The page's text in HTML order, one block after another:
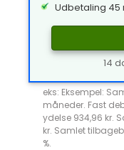
Udbetaling 45
14
eks: Eksempel:
måneder. Fast
ydelse 934,96 kr.
kr. Samlet
%.